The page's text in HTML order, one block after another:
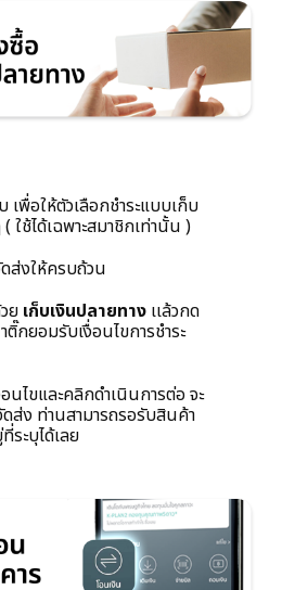
เพื่อให้ตัวเลือกชำระแบบเก็บ
ใช้ได้เฉพาะสมาชิกเท่านั้น )
ส่งให้ครบถ้วน
ย เก็บเงินปลายทาง เเล้วกด
กยอมรับเงื่อนไขการชำระ
นไขและคลิกดำเนินการต่อ จะ
ส่ง ท่านสามารถรอรับสินค้า
ระบุได้เลย